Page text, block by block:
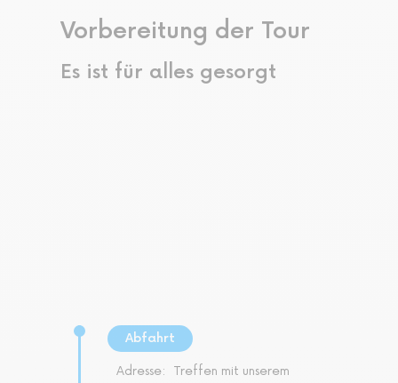
Vorbereitung der Tour
Es ist für alles gesorgt
Abfahrt
Adresse:
Treffen mit unserem